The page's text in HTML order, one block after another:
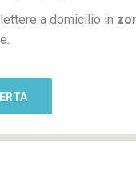
a domicilio in